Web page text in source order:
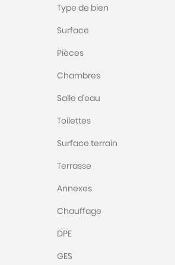
Type de bien
Surface
Pièces
Chambres
Salle d'eau
Toilettes
Surface terrain
Terrasse
Annexes
Chauffage
DPE
GES